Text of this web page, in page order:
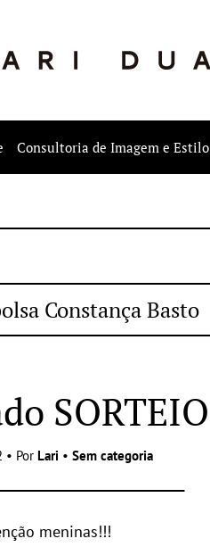
Consultoria de Imagem e Estilo
Constança Basto
SORTEIO
• Por Lari • Sem categoria
meninas!!!